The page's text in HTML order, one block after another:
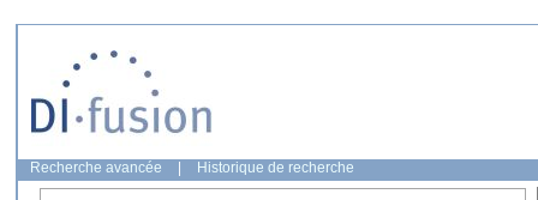
Recherche avancée Historique de recherche